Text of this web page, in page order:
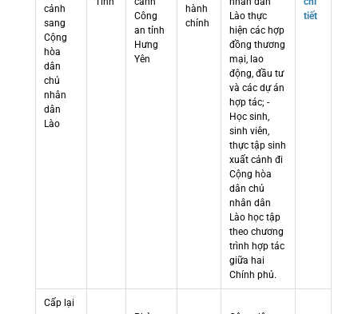
cảnh
sang
Cộng
hòa
dân
chủ
nhân
dân
Lào
Công
an tỉnh
Hưng
Yên
hành
chính
Lào thực
hiện các hợp
đồng thương
mại, lao
động, đầu tư
và các dự án
hợp tác; -
Học sinh,
sinh viên,
thực tập sinh
xuất cảnh đi
Cộng hòa
dân chủ
nhân dân
Lào học tập
theo chương
trình hợp tác
giữa hai
Chính phủ.
tiết
Cấp lại